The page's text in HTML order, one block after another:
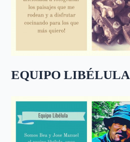
EQUIPO LIBÉLULA